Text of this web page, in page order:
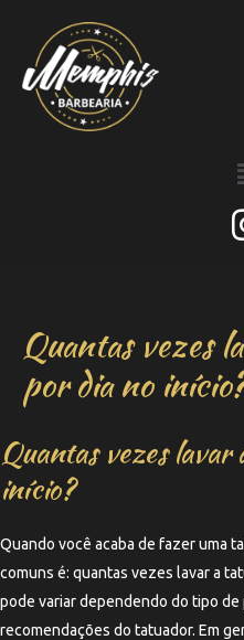
Quantas vezes
por dia no
Quantas vezes
início?
Quando você acaba de fazer uma
comuns é: quantas vezes lavar a
pode variar dependendo do tipo
recomendações do tatuador. Em